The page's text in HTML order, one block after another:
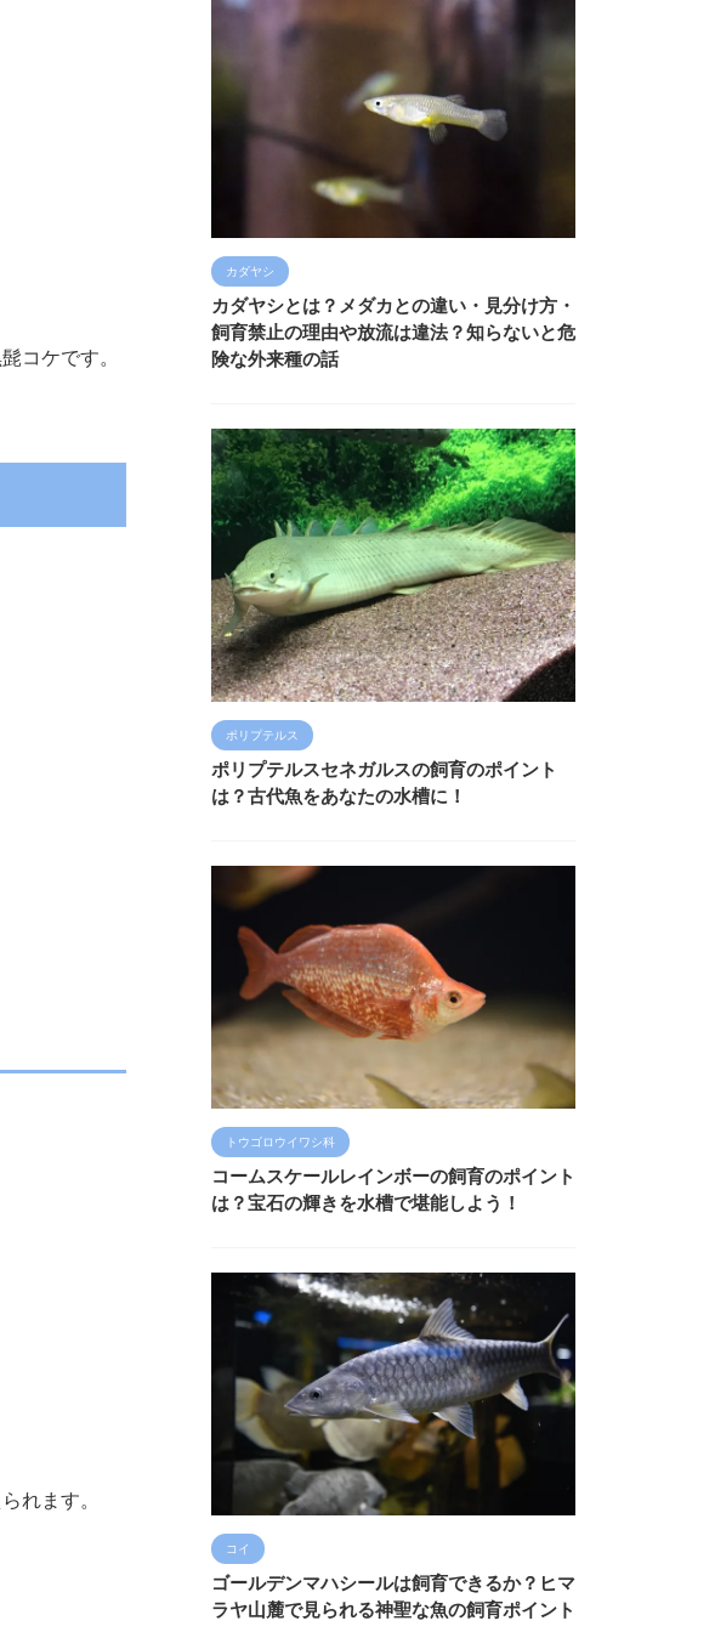
コケです。
れます。
カダヤシ
カダヤシとは？メダカとの違い・見分け方・
飼育禁止の理由や放流は違法？知らないと危
険な外来種の話
ポリプテルス
ポリプテルスセネガルスの飼育のポイント
は？古代魚をあなたの水槽に！
トウゴロウイワシ科
コームスケールレインボーの飼育のポイント
は？宝石の輝きを水槽で堪能しよう！
コイ
ゴールデンマハシールは飼育できるか？ヒマ
ラヤ山麓で見られる神聖な魚の飼育ポイント